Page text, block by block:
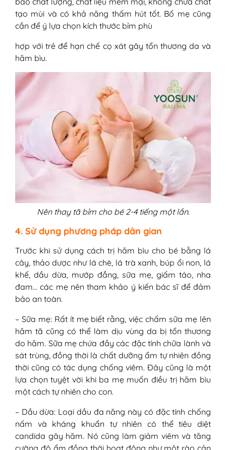
tạo mùi và có khả năng thấm hút tốt. Bố mẹ cũng
cần để ý lựa chọn kích thước bỉm phù
hợp với trẻ để hạn chế cọ xát gây tổn thương da và
hăm bìu.
Nên thay tã bỉm cho bé 2-4 tiếng một lần.
4. Sử dụng phương pháp dân gian
Trước khi sử dụng cách trị hăm bìu cho bé bằng lá
cây, thảo dược như lá chè, lá trà xanh, búp ổi non, lá
khế, dầu dừa, mướp đắng, sữa mẹ, giấm táo, nha
đam… các mẹ nên tham khảo ý kiến bác sĩ để đảm
bảo an toàn.
– Sữa mẹ: Rất ít mẹ biết rằng, việc chấm sữa mẹ lên
hăm tã cũng có thể làm dịu vùng da bị tổn thương
do hăm. Sữa mẹ chứa đầy các đặc tính chữa lành và
sát trùng, đồng thời là chất dưỡng ẩm tự nhiên đồng
thời cũng có tác dụng chống viêm. Đây cũng là một
lựa chọn tuyệt vời khi ba mẹ muốn điều trị hăm bìu
một cách tự nhiên cho con.
– Dầu dừa: Loại dầu đa năng này có đặc tính chống
nấm và kháng khuẩn tự nhiên có thể tiêu diệt
candida gây hăm. Nó cũng làm giảm viêm và tăng
cường độ ẩm đồng thời hoạt động như một rào cản